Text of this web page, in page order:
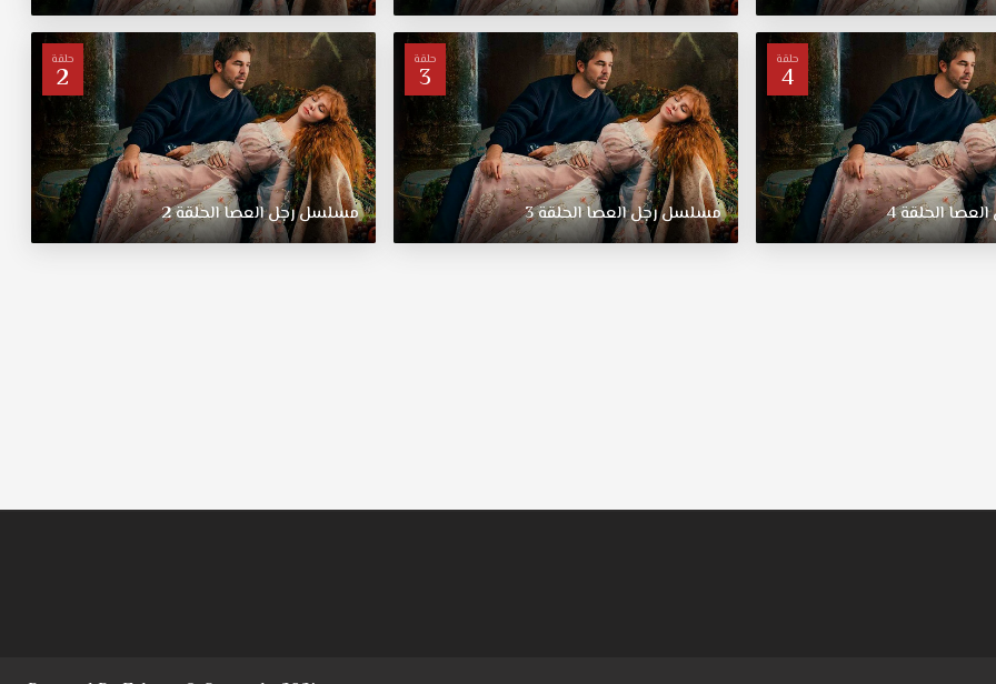
حلقة
4
العصاالحلقة4
حلقة
3
مسلسلرجلالعصاالحلقة3
حلقة
2
مسلسلرجلالعصاالحلقة2